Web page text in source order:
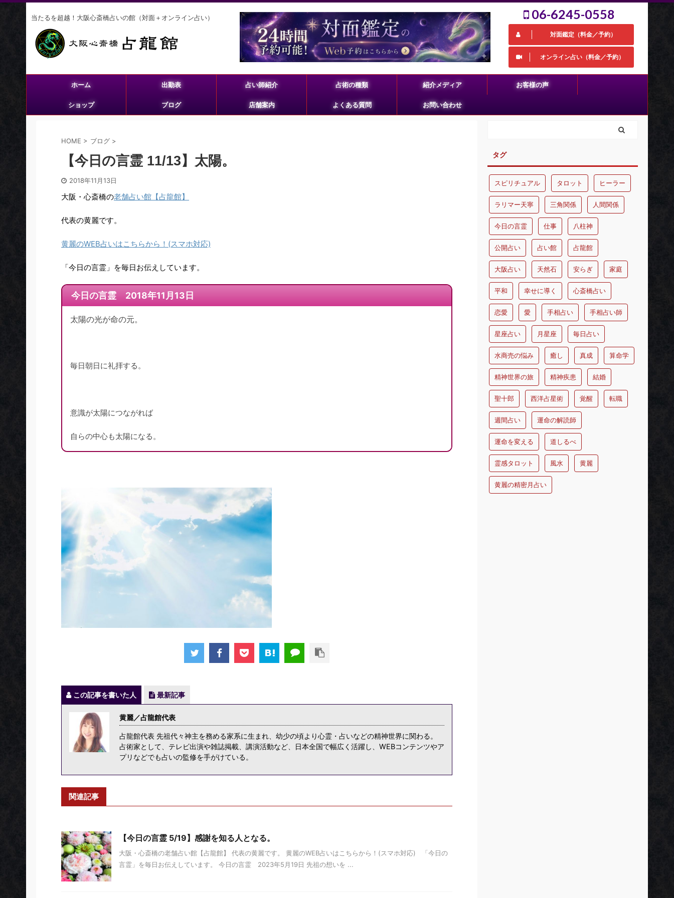
当たるを超越！大阪心斎橋占いの館（対面＋オンライン占い） 06-6245-0558
対面鑑定（料金／予約）
オンライン占い（料金／予約）
ホーム 出勤表 占い師紹介 占術の種類 紹介メディア お客様の声
ショップ ブログ 店舗案内 よくある質問 お問い合わせ
HOME > ブログ >
【今日の言霊 11/13】太陽。
2018年11月13日
大阪・心斎橋の老舗占い館【占龍館】
代表の黄麗です。
黄麗のWEB占いはこちらから！(スマホ対応)
「今日の言霊」を毎日お伝えしています。
今日の言霊 2018年11月13日
太陽の光が命の元。
毎日朝日に礼拝する。
意識が太陽につながれば
自らの中心も太陽になる。
この記事を書いた人 最新記事
黄麗／占龍館代表
占龍館代表 先祖代々神主を務める家系に生まれ、幼少の頃より心霊・占いなどの精神世界に関わる。
占術家として、テレビ出演や雑誌掲載、講演活動など、日本全国で幅広く活躍し、WEBコンテンツやア
プリなどでも占いの監修を手がけている。
関連記事
【今日の言霊 5/19】感謝を知る人となる。
大阪・心斎橋の老舗占い館【占龍館】 代表の黄麗です。 黄麗のWEB占いはこちらから！(スマホ対応) 「今日の
言霊」を毎日お伝えしています。 今日の言霊 2023年5月19日 先祖の想いを ...
タグ
スピリチュアル タロット ヒーラー
ラリマー天寧 三角関係 人間関係
今日の言霊 仕事 八柱神
公開占い 占い館 占龍館
大阪占い 天然石 安らぎ 家庭
平和 幸せに導く 心斎橋占い
恋愛 愛 手相占い 手相占い師
星座占い 月星座 毎日占い
水商売の悩み 癒し 真成 算命学
精神世界の旅 精神疾患 結婚
聖十郎 西洋占星術 覚醒 転職
週間占い 運命の解読師
運命を変える 道しるべ
霊感タロット 風水 黄麗
黄麗の精密月占い